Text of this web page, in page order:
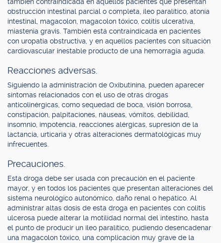
obstrucción intestinal parcial o completa, íleo paralítico, atonía
intestinal, magacolon, magacolon tóxico, colitis ulcerativa,
miastenia gravis. También está contraindicada en pacientes
con uropatía obstructiva, y en aquellos pacientes con situación
cardiovascular inestable producto de una hemorragia aguda.
Reacciones adversas.
Siguiendo la administración de Oxibutinina, pueden aparecer
síntomas relacionados con el uso de otras drogas
anticolinérgicas, como sequedad de boca, visión borrosa,
constipación, palpitaciones, náuseas, vómitos, debilidad,
insomnio, impotencia, reacciones alérgicas, supresión de la
lactancia, urticaria y otras alteraciones dermatológicas muy
infrecuentes.
Precauciones.
Esta droga debe ser usada con precaución en el paciente
mayor, y en todos los pacientes que presentan alteraciones del
sistema neurológico autonómico, daño renal o hepático. Al
administrar altas dosis de esta droga en pacientes con colitis
ulcerosa puede alterar la motilidad normal del intestino, hasta
el punto de producir un íleo paralítico, pudiendo desencadenar
una magacolon tóxico, una complicación muy grave de la